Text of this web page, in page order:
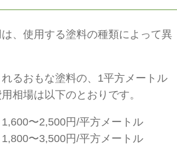
、使用する塗料の種類によって異
るおもな塗料の、1平方メートル
相場は以下のとおりです。
1,600〜2,500円/平方メートル
1,800〜3,500円/平方メートル